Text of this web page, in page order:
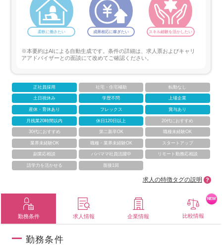
柔軟に働きたい 成果相応に稼ぎたい スキル経験を活かしたい
※本要約はAIによる自動生成です。条件の詳細は、求人票およびキャリ
アアドバイザーとの面談にて改めてご確認ください。
正社員採用 社宅・住宅補助 転勤なし
土日祝休み 学歴不問 上場企業
産休・育休あり フレックス 賞与あり
月残業20時間以内 休日120日以上 20代におすすめ
30代におすすめ 第二新卒OK 職種未経験OK
業界未経験OK 職種・業界未経験OK スタートアップ
副業応相談 パパママ社員活躍中 リモート勤務応相談
語学力を活かせる 面接1回
求人の特徴タグの説明
勤務条件 求人情報 企業情報 比較情報
NEW
勤務条件